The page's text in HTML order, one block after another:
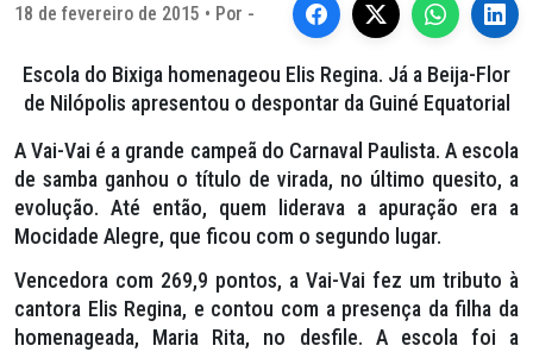
18 de fevereiro de 2015 • Por -
Escola do Bixiga homenageou Elis Regina. Já a Beija-Flor
de Nilópolis apresentou o despontar da Guiné Equatorial
A Vai-Vai é a grande campeã do Carnaval Paulista. A escola
de samba ganhou o título de virada, no último quesito, a
evolução. Até então, quem liderava a apuração era a
Mocidade Alegre, que ficou com o segundo lugar.
Vencedora com 269,9 pontos, a Vai-Vai fez um tributo à
cantora Elis Regina, e contou com a presença da filha da
homenageada, Maria Rita, no desfile. A escola foi a